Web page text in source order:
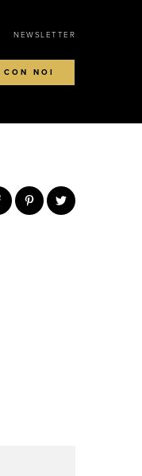
NEWSLETTER
CON NOI